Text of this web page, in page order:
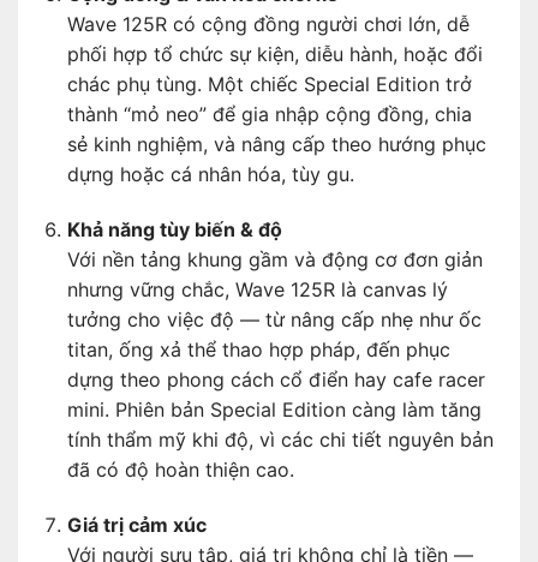
Wave 125R có cộng đồng người chơi lớn, dễ
phối hợp tổ chức sự kiện, diễu hành, hoặc đổi
chác phụ tùng. Một chiếc Special Edition trở
thành “mỏ neo” để gia nhập cộng đồng, chia
sẻ kinh nghiệm, và nâng cấp theo hướng phục
dựng hoặc cá nhân hóa, tùy gu.
Khả năng tùy biến & độ
Với nền tảng khung gầm và động cơ đơn giản
nhưng vững chắc, Wave 125R là canvas lý
tưởng cho việc độ — từ nâng cấp nhẹ như ốc
titan, ống xả thể thao hợp pháp, đến phục
dựng theo phong cách cổ điển hay cafe racer
mini. Phiên bản Special Edition càng làm tăng
tính thẩm mỹ khi độ, vì các chi tiết nguyên bản
đã có độ hoàn thiện cao.
Giá trị cảm xúc
Với người sưu tập, giá trị không chỉ là tiền —